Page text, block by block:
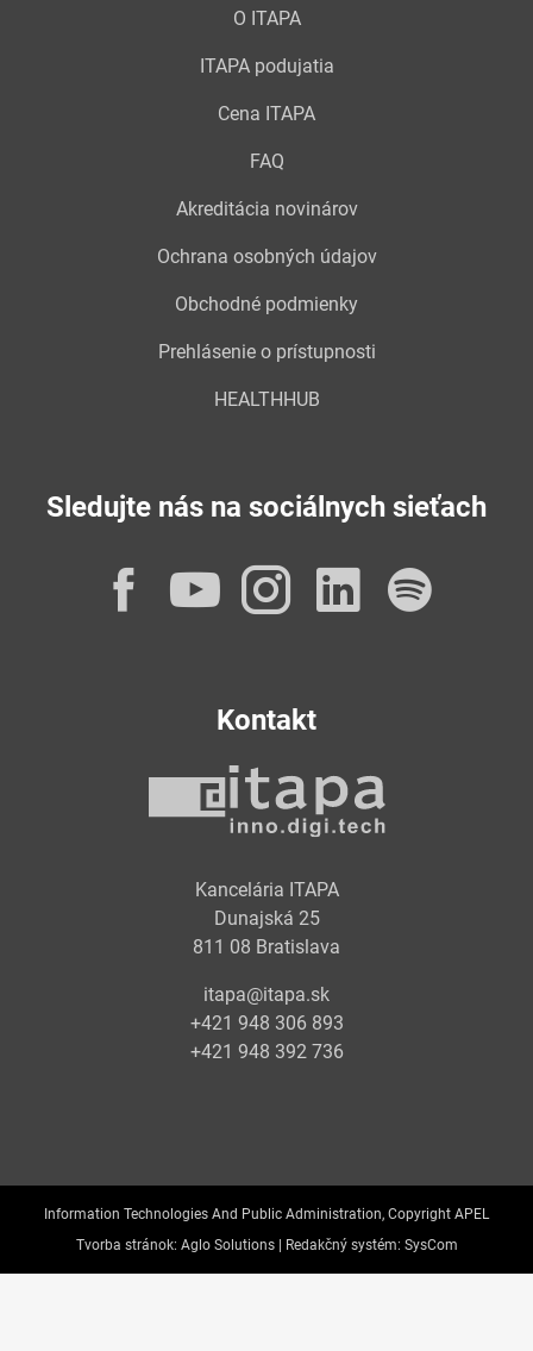
O ITAPA
ITAPA podujatia
Cena ITAPA
FAQ
Akreditácia novinárov
Ochrana osobných údajov
Obchodné podmienky
Prehlásenie o prístupnosti
HEALTHHUB
Sledujte nás na sociálnych sieťach
Facebook
YouTube
Instagram
Kontakt
Kancelária ITAPA
Dunajská 25
811 08 Bratislava
itapa@itapa.sk
+421 948 306 893
+421 948 392 736
Information Technologies And Public Administration, Copyright APEL
Tvorba stránok: Aglo Solutions | Redakčný systém: SysCom